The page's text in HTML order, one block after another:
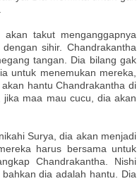
takut menganggapnya
sihir. Chandrakantha
tangan. Dia bilang gak
untuk menemukan mereka,
hantu Chandrakantha di
jika maa mau cucu, dia akan
Surya, dia akan menjadi
harus bersama untuk
Chandrakantha. Nishi
dia adalah hantu. Dia